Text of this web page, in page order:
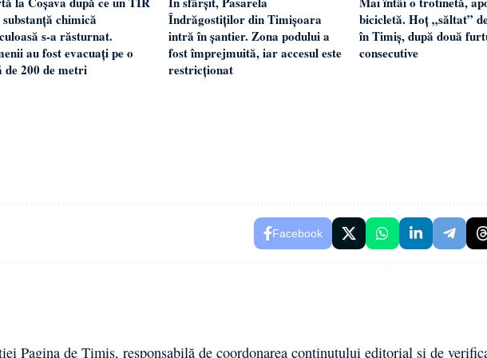
substanță chimică
s-a răsturnat.
au fost evacuați pe o
de 200 de metri
Îndrăgostiților din Timișoara
intră în șantier. Zona podului a
fost împrejmuită, iar accesul este
restricționat
bicicletă. Hoț „săltat”
în Timiș, după două
consecutive
Facebook
Pagina de Timiș, responsabilă de coordonarea conținutului editorial și de